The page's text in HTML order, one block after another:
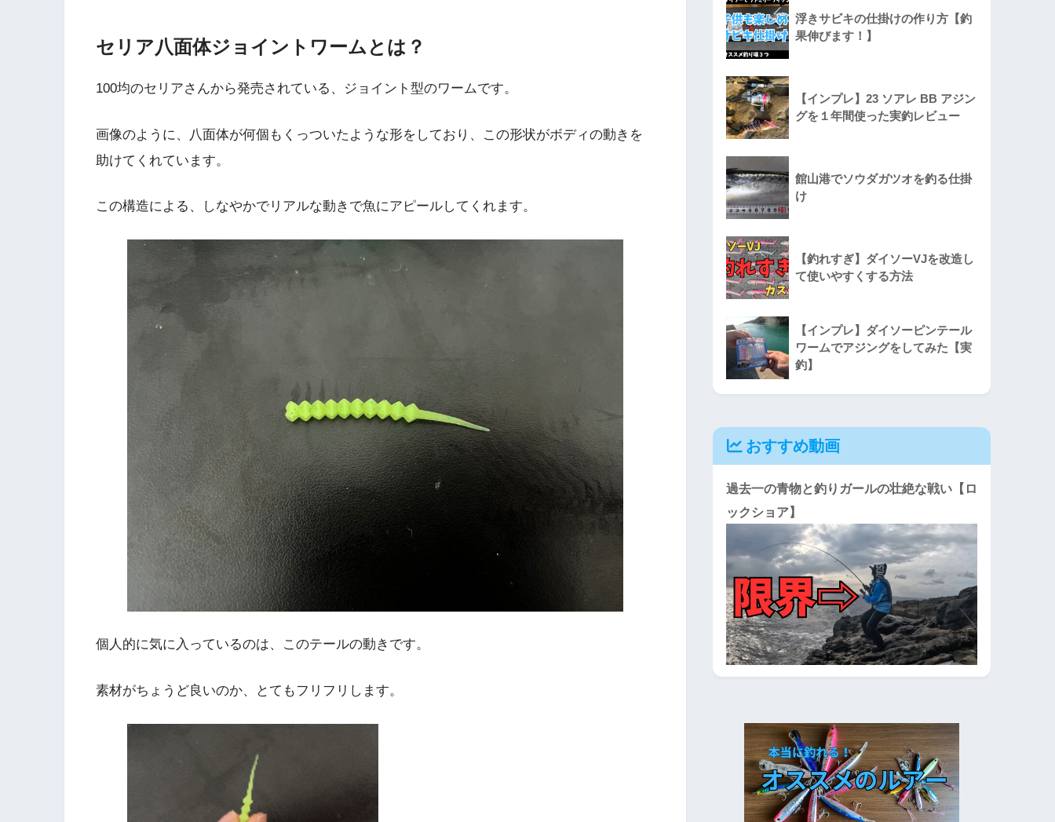
セリア八面体ジョイントワームとは？
100均のセリアさんから発売されている、ジョイント型のワームです。
画像のように、八面体が何個もくっついたような形をしており、この形状がボディの動きを
助けてくれています。
この構造による、しなやかでリアルな動きで魚にアピールしてくれます。
個人的に気に入っているのは、このテールの動きです。
素材がちょうど良いのか、とてもフリフリします。
浮きサビキの仕掛けの作り方【釣
果伸びます！】
【インプレ】23 ソアレ BB アジン
グを１年間使った実釣レビュー
館山港でソウダガツオを釣る仕掛
け
【釣れすぎ】ダイソーVJを改造し
て使いやすくする方法
【インプレ】ダイソーピンテール
ワームでアジングをしてみた【実
釣】
おすすめ動画
過去一の青物と釣りガールの壮絶な戦い【ロ
ックショア】